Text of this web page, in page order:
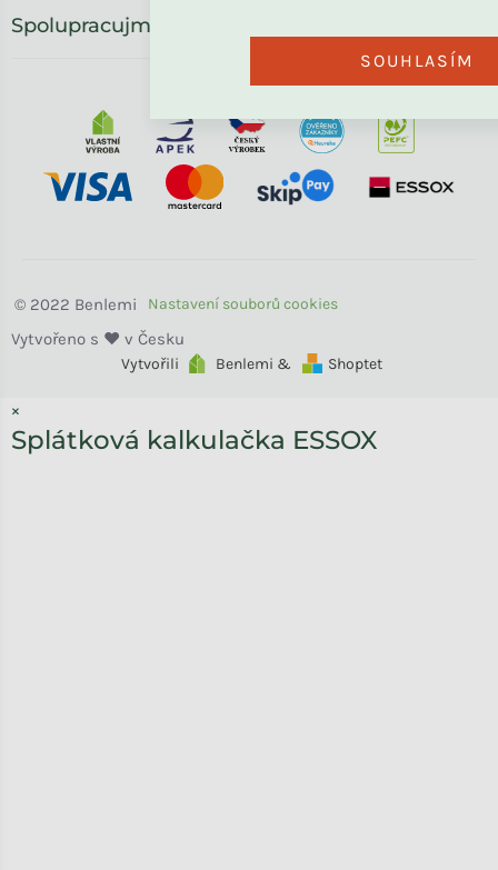
SOUHLASÍM
Spolupracujme
Vytvořili Benlemi & Shoptet
Benlemi
×
Splátková kalkulačka ESSOX